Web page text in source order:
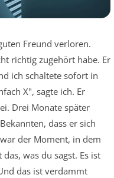
Freund verloren.
richtig zugehört habe. Er
ich schaltete sofort in
X", sagte ich. Er
Drei Monate später
dass er sich
der Moment, in dem
was du sagst. Es ist
das ist verdammt